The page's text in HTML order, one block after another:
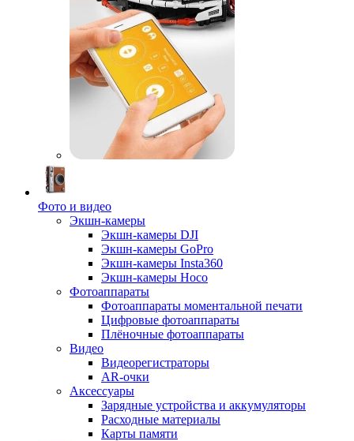
Фото и видео
Экшн-камеры
Экшн-камеры DJI
Экшн-камеры GoPro
Экшн-камеры Insta360
Экшн-камеры Hoco
Фотоаппараты
Фотоаппараты моментальной печати
Цифровые фотоаппараты
Плёночные фотоаппараты
Видео
Видеорегистраторы
AR-очки
Аксессуары
Зарядные устройства и аккумуляторы
Расходные материалы
Карты памяти